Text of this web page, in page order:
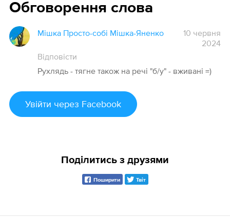
Обговорення слова
Мішка Просто-собі Мішка-Яненко
10 червня
2024
Відповісти
Рухлядь - тягне також на речі "б/у" - вживані =)
Увійти через Facebook
Поділитись з друзями
Поширити Твіт